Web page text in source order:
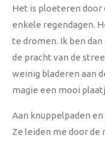
Het is ploeteren door
enkele regendagen.
te dromen. Ik ben
de pracht van de
weinig bladeren aan
magie een mooi
Aan knuppelpaden
Ze leiden me door de